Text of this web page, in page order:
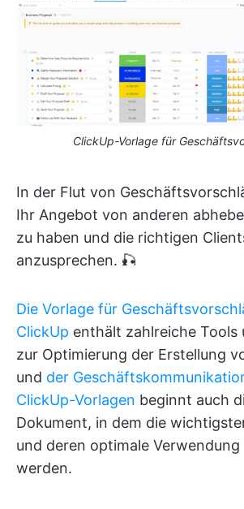
ClickUp-Vorlage für
In der Flut von
Ihr Angebot von anderen
zu haben und die richtigen
anzusprechen. 🎣
Die Vorlage für
ClickUp enthält zahlreiche Tools
zur Optimierung der Erstellung
und der
ClickUp-Vorlagen beginnt auch
Dokument, in dem die
und deren optimale
werden.